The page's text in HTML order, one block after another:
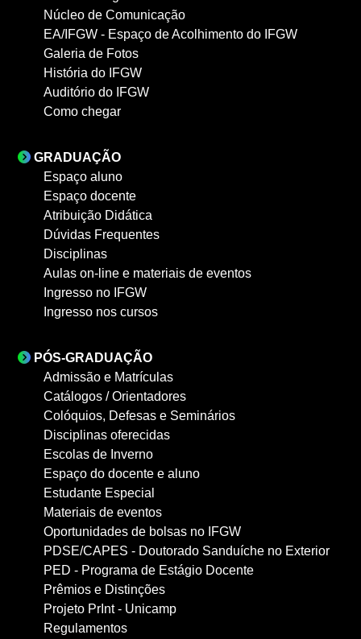
Núcleo de Comunicação
EA/IFGW - Espaço de Acolhimento do IFGW
Galeria de Fotos
História do IFGW
Auditório do IFGW
Como chegar
GRADUAÇÃO
Espaço aluno
Espaço docente
Atribuição Didática
Dúvidas Frequentes
Disciplinas
Aulas on-line e materiais de eventos
Ingresso no IFGW
Ingresso nos cursos
PÓS-GRADUAÇÃO
Admissão e Matrículas
Catálogos / Orientadores
Colóquios, Defesas e Seminários
Disciplinas oferecidas
Escolas de Inverno
Espaço do docente e aluno
Estudante Especial
Materiais de eventos
Oportunidades de bolsas no IFGW
PDSE/CAPES - Doutorado Sanduíche no Exterior
PED - Programa de Estágio Docente
Prêmios e Distinções
Projeto PrInt - Unicamp
Regulamentos